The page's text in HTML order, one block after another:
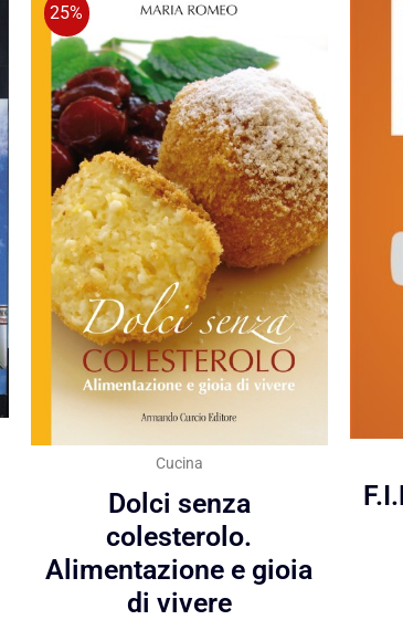
25%
Cucina
Dolci senza
colesterolo.
Alimentazione e gioia
di vivere